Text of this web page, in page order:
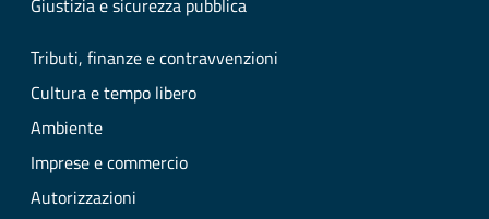
Giustizia e sicurezza pubblica
Tributi, finanze e contravvenzioni
Cultura e tempo libero
Ambiente
Imprese e commercio
Autorizzazioni